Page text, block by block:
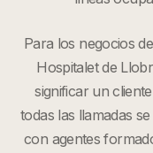
Para los negocios
Hospitalet de
significar un
todas las llamadas
con agentes